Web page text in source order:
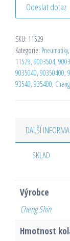
Odeslat dotaz
SKU: 11529
Kategorie: Pneumatiky,
11529, 9003504,
9035040, 90350400,
93540, 935400,
DALŠÍ
SKLAD
Výrobce
Cheng Shin
Hmotnost